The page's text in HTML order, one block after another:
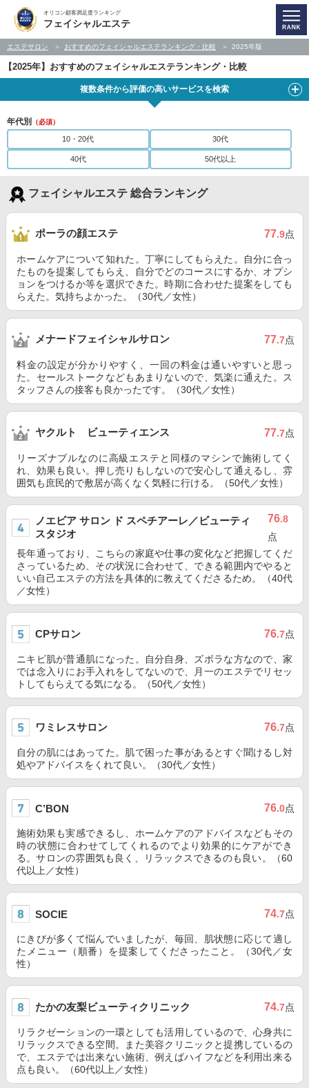
オリコン顧客満足度ランキング
フェイシャルエステ
エステサロン おすすめのフェイシャルエステランキング・比較 2025年版
【2025年】おすすめのフェイシャルエステランキング・比較
複数条件から評価の高いサービスを検索
年代別 （必須）
10・20代 30代
40代 50代以上
フェイシャルエステ 総合ランキング
ポーラの顔エステ 77.9点
ホームケアについて知れた。丁寧にしてもらえた。自分に合っ
たものを提案してもらえ、自分でどのコースにするか、オプシ
ョンをつけるか等を選択できた。時期に合わせた提案をしても
らえた。気持ちよかった。（30代／女性）
メナードフェイシャルサロン 77.7点
料金の設定が分かりやすく、一回の料金は通いやすいと思っ
た。セールストークなどもあまりないので、気楽に通えた。ス
タッフさんの接客も良かったです。（30代／女性）
ヤクルト ビューティエンス 77.7点
リーズナブルなのに高級エステと同様のマシンで施術してく
れ、効果も良い。押し売りもしないので安心して通えるし、雰
囲気も庶民的で敷居が高くなく気軽に行ける。（50代／女性）
ノエビア サロン ド スペチアーレ／ビューティ
スタジオ
76.8
点
長年通っており、こちらの家庭や仕事の変化など把握してくだ
さっているため、その状況に合わせて、できる範囲内でやると
いい自己エステの方法を具体的に教えてくださるため。（40代
／女性）
CPサロン 76.7点
ニキビ肌が普通肌になった。自分自身、ズボラな方なので、家
では念入りにお手入れをしてないので、月一のエステでリセッ
トしてもらえてる気になる。（50代／女性）
ワミレスサロン 76.7点
自分の肌にはあってた。肌で困った事があるとすぐ聞けるし対
処やアドバイスをくれて良い。（30代／女性）
C’BON 76.0点
施術効果も実感できるし、ホームケアのアドバイスなどもその
時の状態に合わせてしてくれるのでより効果的にケアができ
る。サロンの雰囲気も良く、リラックスできるのも良い。（60
代以上／女性）
SOCIE 74.7点
にきびが多くて悩んでいましたが、毎回、肌状態に応じて適し
たメニュー（順番）を提案してくださったこと。（30代／女
性）
たかの友梨ビューティクリニック 74.7点
リラクゼーションの一環としても活用しているので、心身共に
リラックスできる空間。また美容クリニックと提携しているの
で、エステでは出来ない施術、例えばハイフなどを利用出来る
点も良い。（60代以上／女性）